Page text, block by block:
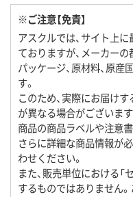
※ご注意【免責】
アスクルでは、サイト上
ておりますが、メーカーの
パッケージ、原材料、原産
す。
このため、実際にお届け
が異なる場合がございま
商品の商品ラベルや注意
さらに詳細な商品情報が
わせください。
また、販売単位における「
するものではありません